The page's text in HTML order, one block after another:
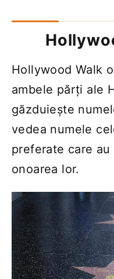
Hollywood Walk
ambele părți ale
găzduiește
vedea numele
preferate care
onoarea lor.